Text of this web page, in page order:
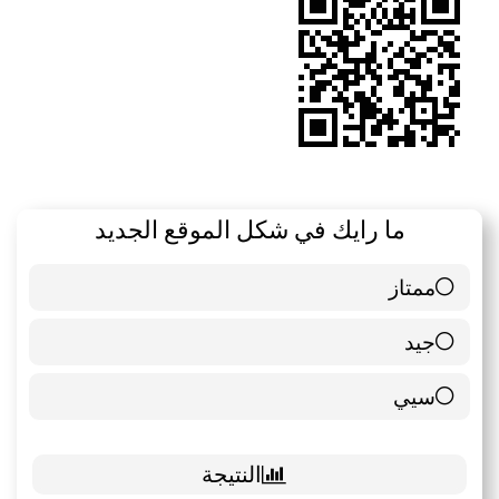
ما رايك في شكل الموقع الجديد
ممتاز
6 ( 85.71 % )
جيد
0 ( 0 % )
سيي
1 ( 14.29 % )